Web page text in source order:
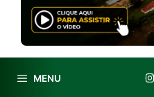
MENU